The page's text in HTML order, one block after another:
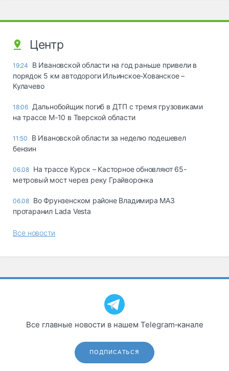
Центр
19:24
В Ивановской области на год раньше привели в
порядок 5 км автодороги Ильинское-Хованское –
Кулачево
18:06 Дальнобойщик погиб в ДТП с тремя грузовиками
на трассе М-10 в Тверской области
11:50
В Ивановской области за неделю подешевел
бензин
06.08 На трассе Курск – Касторное обновляют 65-
метровый мост через реку Грайворонка
06.08 Во Фрунзенском районе Владимира МАЗ
протаранил Lada Vesta
Все новости
Все главные новости в нашем Telegram‑канале
ПОДПИСАТЬСЯ